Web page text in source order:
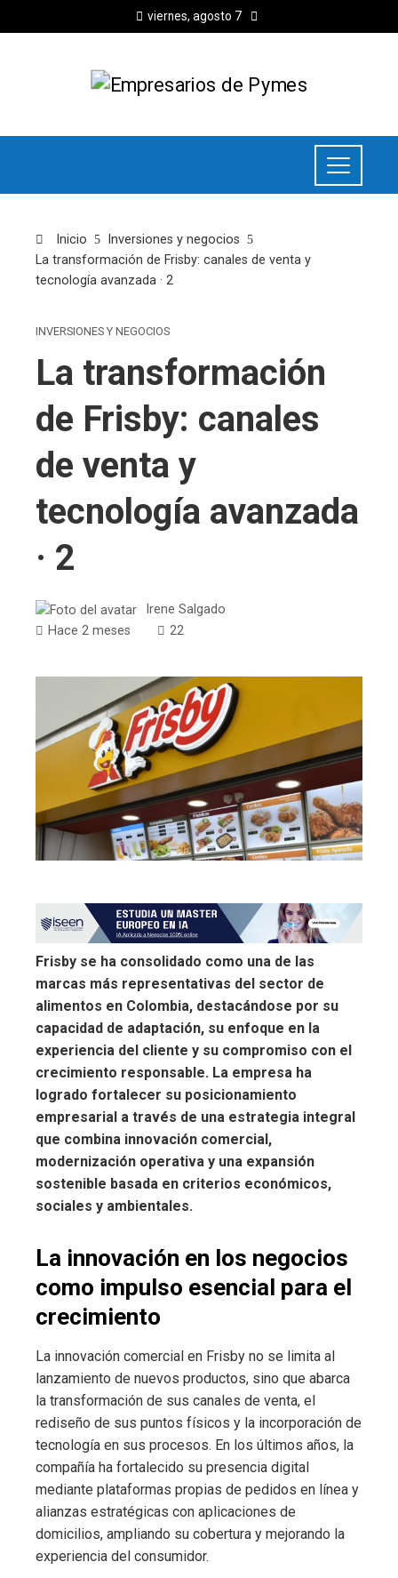
viernes, agosto 7
Inicio
Inversiones y negocios
La transformación de Frisby: canales de venta y
tecnología avanzada · 2
INVERSIONES Y NEGOCIOS
La transformación
de Frisby: canales
de venta y
tecnología avanzada
· 2
Irene Salgado
Hace 2 meses
22
Frisby se ha consolidado como una de las
marcas más representativas del sector de
alimentos en Colombia, destacándose por su
capacidad de adaptación, su enfoque en la
experiencia del cliente y su compromiso con el
crecimiento responsable. La empresa ha
logrado fortalecer su posicionamiento
empresarial a través de una estrategia integral
que combina innovación comercial,
modernización operativa y una expansión
sostenible basada en criterios económicos,
sociales y ambientales.
La innovación en los negocios
como impulso esencial para el
crecimiento
La innovación comercial en Frisby no se limita al
lanzamiento de nuevos productos, sino que abarca
la transformación de sus canales de venta, el
rediseño de sus puntos físicos y la incorporación de
tecnología en sus procesos. En los últimos años, la
compañía ha fortalecido su presencia digital
mediante plataformas propias de pedidos en línea y
alianzas estratégicas con aplicaciones de
domicilios, ampliando su cobertura y mejorando la
experiencia del consumidor.